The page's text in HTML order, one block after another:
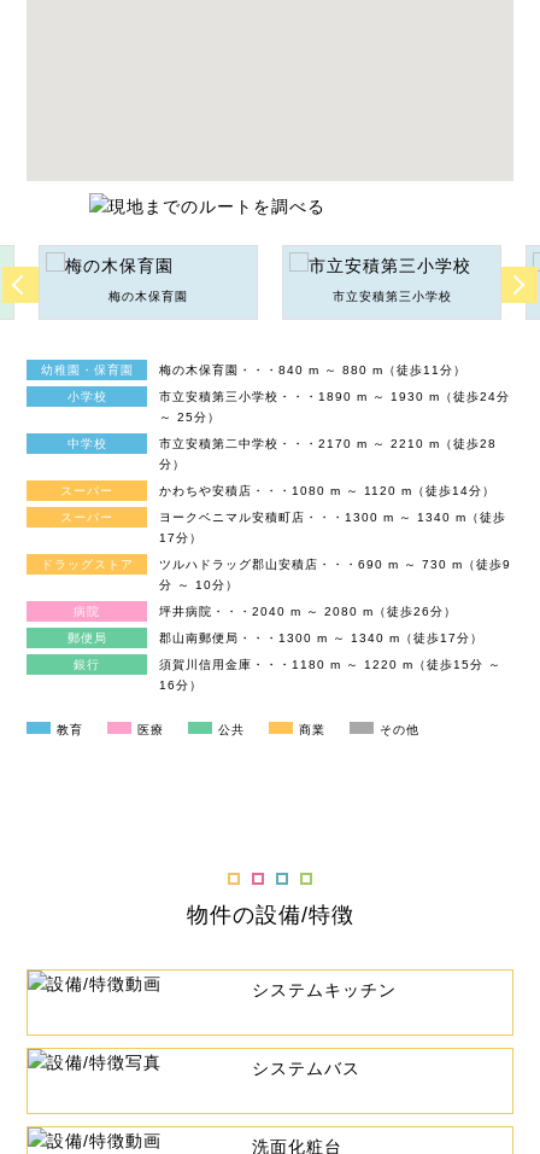
梅の木保育園 市立安積第三小学校
幼稚園・保育園
梅の木保育園・・・840 m ～ 880 m（徒歩11分）
小学校
市立安積第三小学校・・・1890 m ～ 1930 m（徒歩24分
～ 25分）
中学校
市立安積第二中学校・・・2170 m ～ 2210 m（徒歩28
分）
スーパー
かわちや安積店・・・1080 m ～ 1120 m（徒歩14分）
スーパー
ヨークベニマル安積町店・・・1300 m ～ 1340 m（徒歩
17分）
ドラッグストア
ツルハドラッグ郡山安積店・・・690 m ～ 730 m（徒歩9
分 ～ 10分）
病院
坪井病院・・・2040 m ～ 2080 m（徒歩26分）
郵便局
郡山南郵便局・・・1300 m ～ 1340 m（徒歩17分）
銀行
須賀川信用金庫・・・1180 m ～ 1220 m（徒歩15分 ～
16分）
教育 医療 公共 商業 その他
物件の設備/特徴
システムキッチン
システムバス
洗面化粧台